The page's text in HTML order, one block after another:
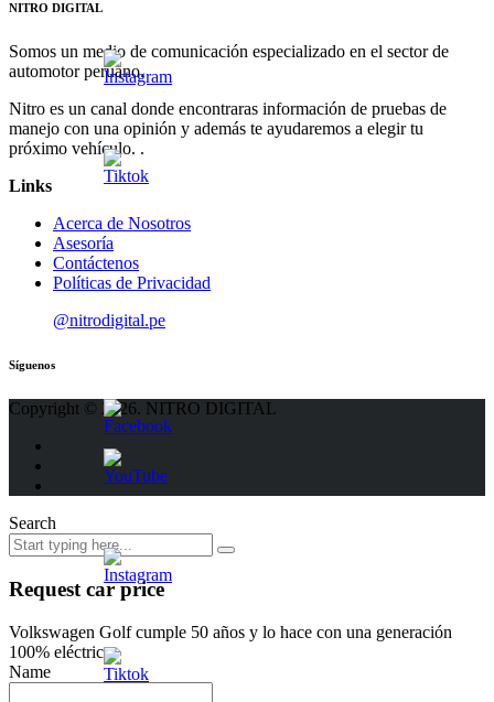
NITRO DIGITAL
Somos un medio de comunicación especializado en el sector de
automotor peruano.
Nitro es un canal donde encontraras información de pruebas de
manejo con una opinión y además te ayudaremos a elegir tu
próximo vehículo. .
Links
Acerca de Nosotros
Asesoría
Contáctenos
Políticas de Privacidad
@nitrodigital.pe
Síguenos
Copyright © 2026. NITRO DIGITAL
Search
Request car price
Volkswagen Golf cumple 50 años y lo hace con una generación
100% eléctrica
Name